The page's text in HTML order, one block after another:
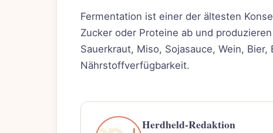
Fermentation ist einer der ältesten
Zucker oder Proteine ab und
Sauerkraut, Miso, Sojasauce, Wein,
Nährstoffverfügbarkeit.
Herdheld-Redaktion